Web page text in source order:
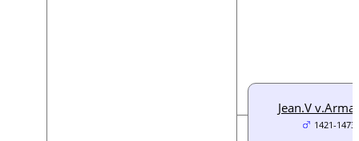
Jean.V
1421-1473